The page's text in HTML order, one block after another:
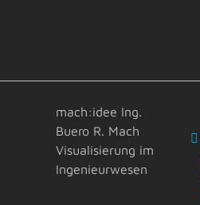
mach:idee Ing.
Buero R. Mach
Visualisierung im
Ingenieurwesen